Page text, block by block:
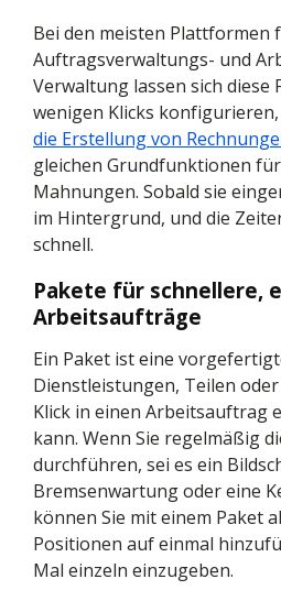
Bei den meisten Plattformen
Auftragsverwaltungs- und
Verwaltung lassen sich diese
wenigen Klicks
die Erstellung von
gleichen Grundfunktionen
Mahnungen. Sobald sie
im Hintergrund, und die
schnell.
Pakete für schnellere,
Arbeitsaufträge
Ein Paket ist eine
Dienstleistungen, Teilen
Klick in einen Arbeitsauftrag
kann. Wenn Sie regelmäßig
durchführen, sei es ein
Bremsenwartung oder eine
können Sie mit einem Paket
Positionen auf einmal
Mal einzeln einzugeben.